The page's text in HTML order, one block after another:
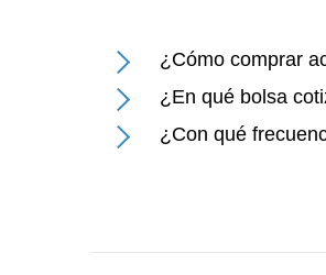
¿Cómo comprar
¿En qué bolsa
¿Con qué